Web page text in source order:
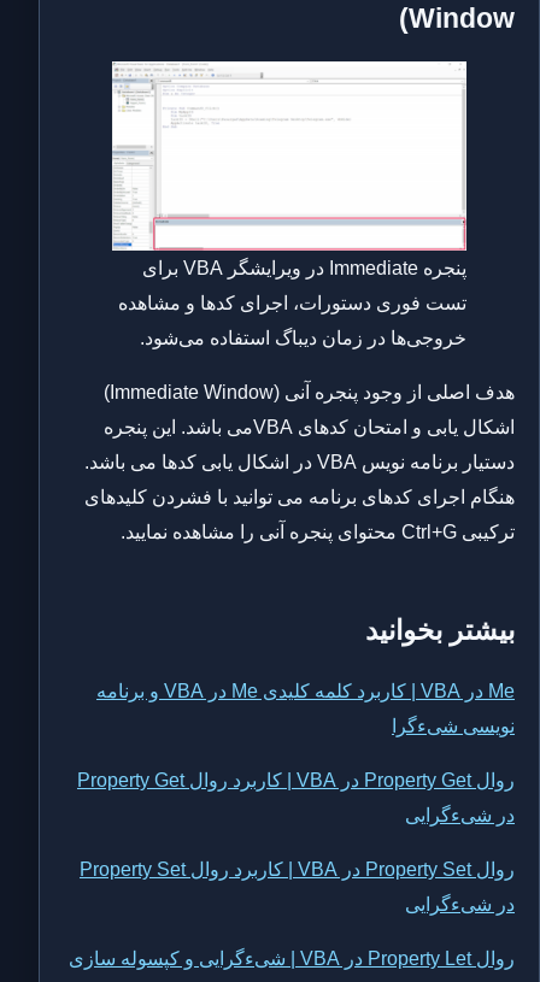
Window)
پنجره Immediate در ویرایشگر VBA برای
تست فوری دستورات، اجرای کدها و مشاهده
خروجی‌ها در زمان دیباگ استفاده می‌شود.
هدف اصلی از وجود پنجره آنی (Immediate Window)
اشکال یابی و امتحان کدهای VBAمی باشد. این پنجره
دستیار برنامه نویس VBA در اشکال یابی کدها می باشد.
هنگام اجرای کدهای برنامه می توانید با فشردن کلیدهای
ترکیبی Ctrl+G محتوای پنجره آنی را مشاهده نمایید.
بیشتر بخوانید
Me در VBA | کاربرد کلمه کلیدی Me در VBA و برنامه
نویسی شیءگرا
روال Property Get در VBA | کاربرد روال Property Get
در شیءگرایی
روال Property Set در VBA | کاربرد روال Property Set
در شیءگرایی
روال Property Let در VBA | شیءگرایی و کپسوله سازی